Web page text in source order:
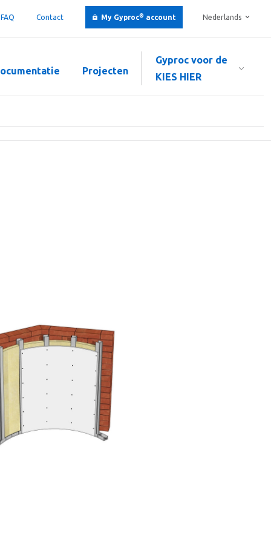
Nederlands
FAQ Contact My Gyproc® account
Gyproc voor de
KIES HIER
Projecten